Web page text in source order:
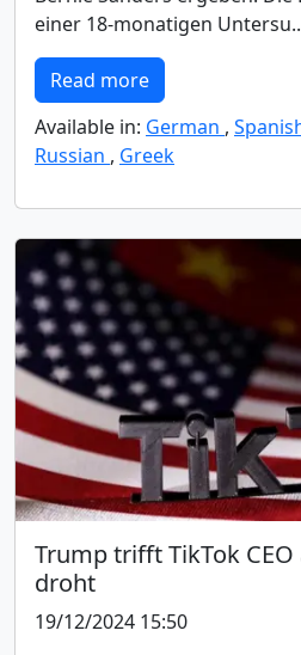
einer 18-monatigen
Read more
Available in: German ,
Russian , Greek
Trump trifft TikTok
droht
19/12/2024 15:50